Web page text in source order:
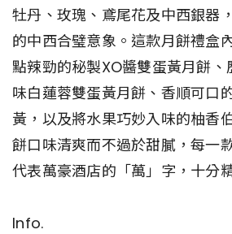
牡丹、玫瑰、鳶尾花及中西銀器
的中西合璧意象。這款月餅禮盒
點辣勁的秘製XO醬雙蛋黃月餅、
味白蓮蓉雙蛋黃月餅、香順可口
黃，以及將水果巧妙入味的柚香
餅口味清爽而不過於甜膩，每一
代表萬豪酒店的「萬」字，十分
Info.